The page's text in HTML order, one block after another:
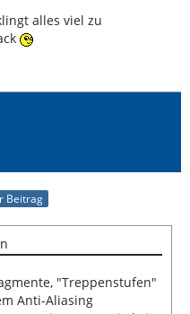
alles viel zu
Beitrag
"Treppenstufen"
Anti-Aliasing